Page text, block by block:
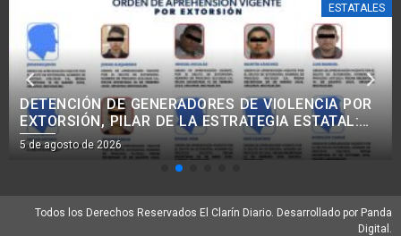
ESTATALES
TORRES PIÑA CIERRA FILAS CON CLAUDIA
SHEINBAUM: EN LA 4T NO HAY NARCOGOBIERNO,
INTOCABLES NI IMPUNIDAD.
5 de agosto de 2026
Todos los Derechos Reservados El Clarín Diario. Desarrollado por Panda
Digital.